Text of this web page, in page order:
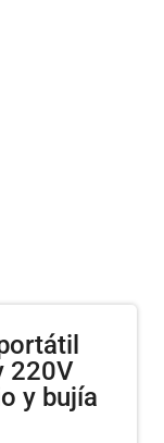
220V
y bujía